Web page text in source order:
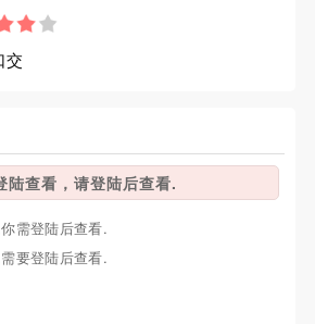
交
陆查看，请登陆后查看.
需登陆后查看.
要登陆后查看.